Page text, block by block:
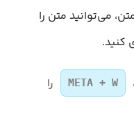
می‌توانید متن را
کنید.
META + W
را